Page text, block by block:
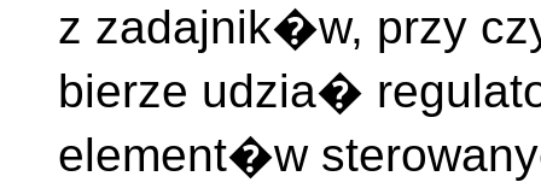
z zadajnik�w, przy
bierze udzia�
element�w